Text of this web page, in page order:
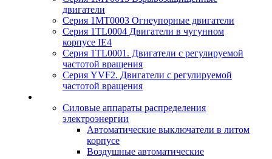
двигатели
Серия 1MT0003 Огнеупорные двигатели
Серия 1TL0004 Двигатели в чугунном
корпусе IE4
Серия 1TL0001. Двигатели с регулируемой
частотой вращения
Серия YVF2. Двигатели с регулируемой
частотой вращения
Силовые аппараты распределения
электроэнергии
Автоматические выключатели в литом
корпусе
Воздушные автоматические